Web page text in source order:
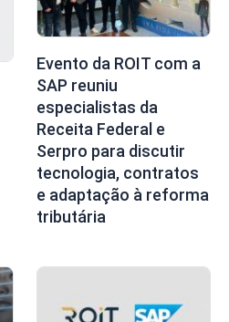
Evento da ROIT com a
SAP reuniu
especialistas da
Receita Federal e
Serpro para discutir
tecnologia, contratos
e adaptação à reforma
tributária